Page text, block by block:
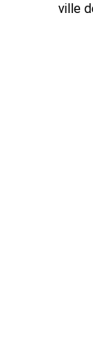
ville